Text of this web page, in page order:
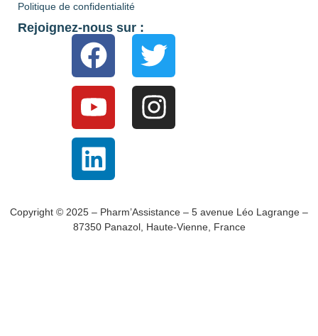
Politique de confidentialité
Rejoignez-nous sur :
Copyright © 2025 – Pharm’Assistance – 5 avenue Léo Lagrange –
87350 Panazol, Haute-Vienne, France